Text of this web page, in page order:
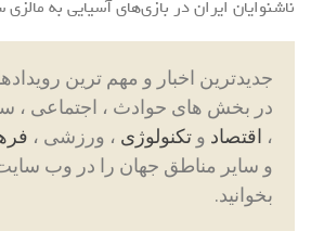
ناشنوایان ایران در بازی‌های آسیایی به
در بخش های حوادث ، اجتماعی ،
، اقتصاد و تکنولوژی ، ورزشی ،
و سایر مناطق جهان را در وب
بخوانید.